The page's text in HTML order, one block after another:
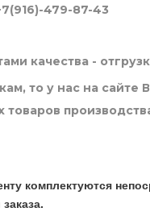
479-87-43
качества -
то у нас на
комплектуются